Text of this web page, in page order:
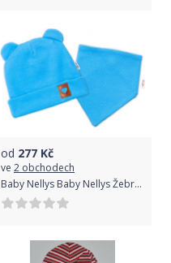
od 277 Kč
ve 2 obchodech
Baby Nellys Baby Nellys Žebrovaná dvouvrstvá čepice s oušky + šátek TEDDY - modrá, 68/74 68-74 (6-9m)